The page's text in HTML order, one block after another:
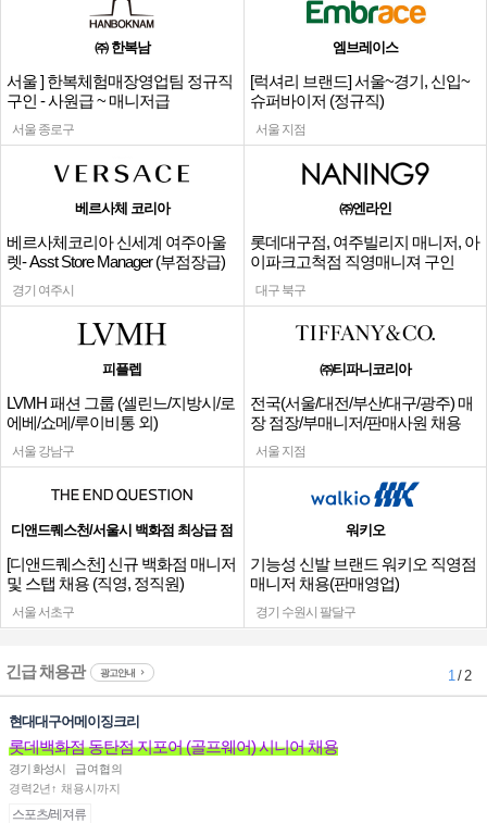
㈜ 한복남
서울 ] 한복체험매장영업팀 정규직
구인 - 사원급 ~ 매니저급
서울 종로구
엠브레이스
[럭셔리 브랜드] 서울~경기, 신입~
슈퍼바이저 (정규직)
서울 지점
베르사체 코리아
베르사체코리아 신세계 여주아울
렛- Asst Store Manager (부점장급)
채용
경기 여주시
㈜엔라인
롯데대구점, 여주빌리지 매니저, 아
이파크고척점 직영매니져 구인
대구 북구
피플렙
LVMH 패션 그룹 (셀린느/지방시/로
에베/쇼메/루이비통 외)
서울 강남구
㈜티파니코리아
전국(서울/대전/부산/대구/광주) 매
장 점장/부매니저/판매사원 채용
서울 지점
디앤드퀘스천/서울시 백화점 최상급 점
[디앤드퀘스천] 신규 백화점 매니저
및 스탭 채용 (직영, 정직원)
서울 서초구
워키오
기능성 신발 브랜드 워키오 직영점
매니저 채용(판매영업)
경기 수원시 팔달구
긴급 채용관 광고안내 1/ 2
현대대구어메이징크리
롯데백화점 동탄점 지포어 (골프웨어) 시니어 채용
경기 화성시
급여협의
경력2년↑ 채용시까지
스포츠/레져류